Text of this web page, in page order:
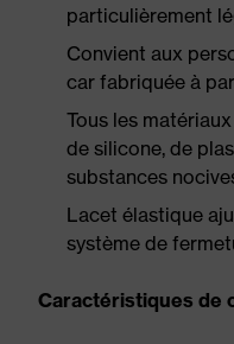
particulièrement
Convient aux
car fabriquée à
Tous les
de silicone, de
substances
Lacet élastique
système de
Caractéristiques de